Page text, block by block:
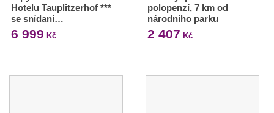
Hotelu Tauplitzerhof ***
se snídaní…
6 999 Kč
polopenzí, 7 km od
národního parku
2 407 Kč